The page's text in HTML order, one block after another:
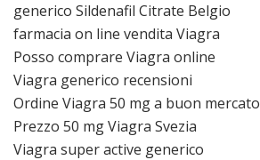
generico Sildenafil Citrate Belgio
farmacia on line vendita Viagra
Posso comprare Viagra online
Viagra generico recensioni
Ordine Viagra 50 mg a buon mercato
Prezzo 50 mg Viagra Svezia
Viagra super active generico